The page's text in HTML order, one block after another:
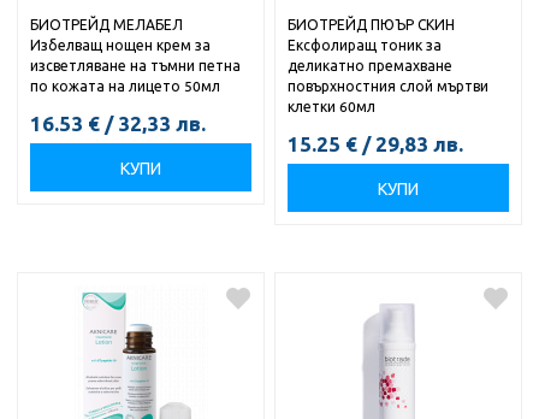
БИОТРЕЙД МЕЛАБЕЛ
Избелващ нощен крем за
изсветляване на тъмни петна
по кожата на лицето 50мл
16.53 € / 32,33 лв.
КУПИ
БИОТРЕЙД ПЮЪР СКИН
Ексфолиращ тоник за
деликатно премахване
повърхностния слой мъртви
клетки 60мл
15.25 € / 29,83 лв.
КУПИ